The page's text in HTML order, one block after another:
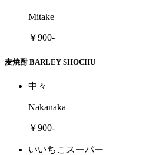
Mitake
￥900-
麦焼酎 BARLEY SHOCHU
中々
Nakanaka
￥900-
いいちこスーパー